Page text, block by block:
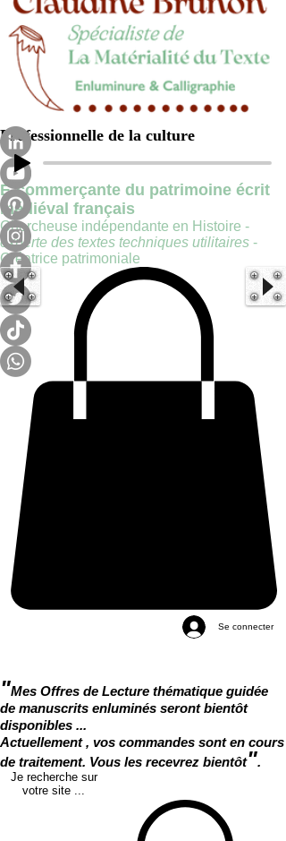
Professionnelle de la culture
E-commerçante du patrimoine écrit
médiéval français
Chercheuse indépendante en Histoire -
experte des textes techniques utilitaires -
Créatrice patrimoniale
Se connecter
"Mes Offres de Lecture thématique guidée
de manuscrits enluminés seront bientôt
disponibles ...
Actuellement , vos commandes sont en cours
de traitement. Vous les recevrez bientôt".
Je recherche sur
votre site ...